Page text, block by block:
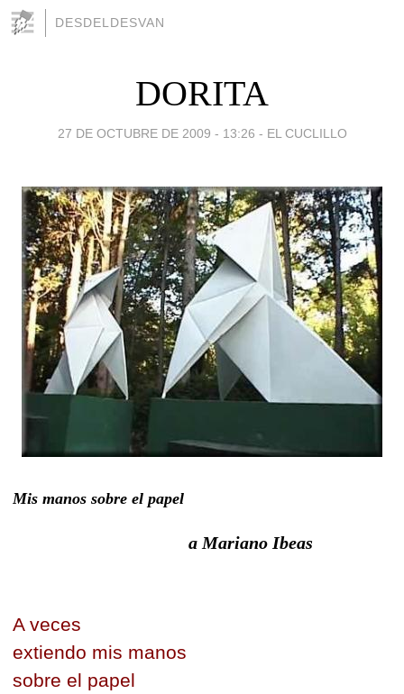
DESDELDESVAN
DORITA
27 DE OCTUBRE DE 2009 - 13:26 - EL CUCLILLO
Mis manos sobre el papel
a Mariano Ibeas
A veces
extiendo mis manos
sobre el papel